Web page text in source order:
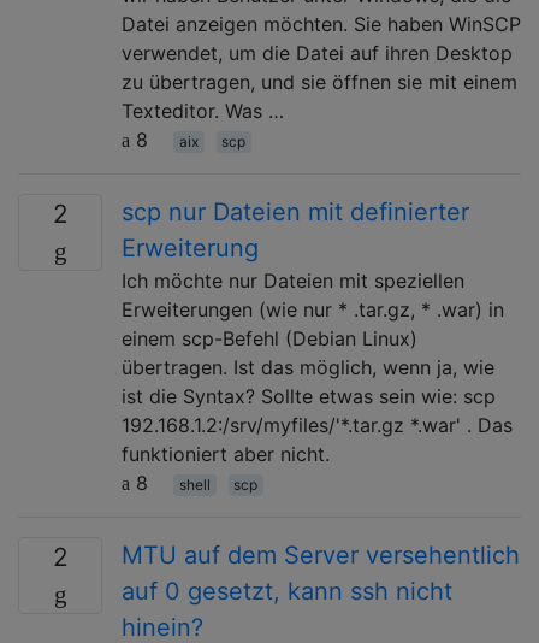
Datei anzeigen möchten. Sie haben WinSCP
verwendet, um die Datei auf ihren Desktop
zu übertragen, und sie öffnen sie mit einem
Texteditor. Was …
8
aix scp
2
scp nur Dateien mit definierter
Erweiterung
Ich möchte nur Dateien mit speziellen
Erweiterungen (wie nur * .tar.gz, * .war) in
einem scp-Befehl (Debian Linux)
übertragen. Ist das möglich, wenn ja, wie
ist die Syntax? Sollte etwas sein wie: scp
192.168.1.2:/srv/myfiles/'*.tar.gz *.war' . Das
funktioniert aber nicht.
8
shell scp
2
MTU auf dem Server versehentlich
auf 0 gesetzt, kann ssh nicht
hinein?